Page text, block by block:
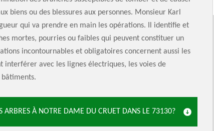
biens ou des blessures aux personnes. Monsieur Karl
qui va prendre en main les opérations. Il identifie et
mortes, pourries ou faibles qui peuvent constituer un
incontournables et obligatoires concernent aussi les
interférer avec les lignes électriques, les voies de
ARBRES À NOTRE DAME DU CRUET DANS LE 73130?